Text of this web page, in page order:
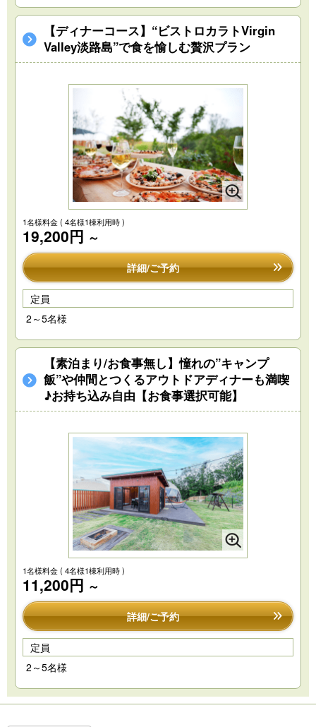
【ディナーコース】“ビストロカラトVirgin
Valley淡路島”で食を愉しむ贅沢プラン
1名様料金( 4名様1棟利用時 )
19,200円 ～
詳細/ご予約
定員
2～5名様
【素泊まり/お食事無し】憧れの”キャンプ
飯”や仲間とつくるアウトドアディナーも満喫
♪お持ち込み自由【お食事選択可能】
1名様料金( 4名様1棟利用時 )
11,200円 ～
詳細/ご予約
定員
2～5名様